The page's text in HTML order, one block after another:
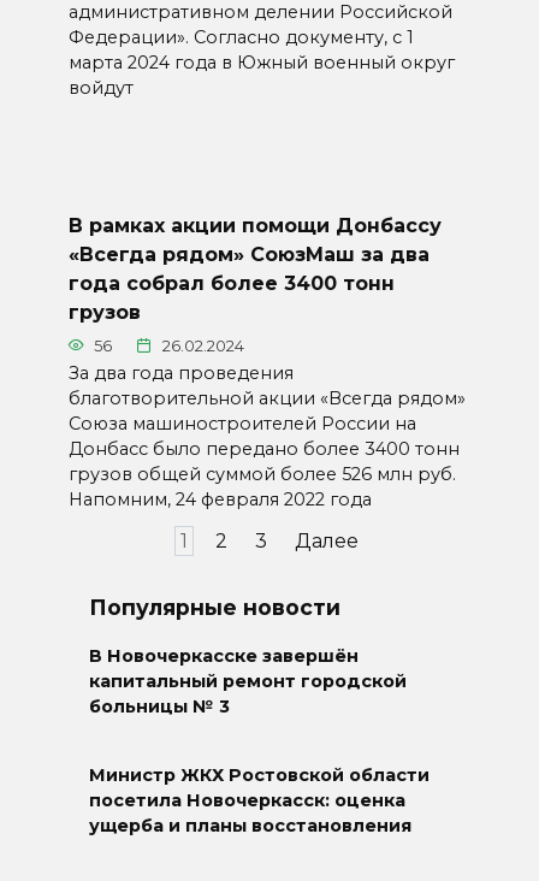
административном делении Российской
Федерации». Согласно документу, с 1
марта 2024 года в Южный военный округ
войдут
В рамках акции помощи Донбассу
«Всегда рядом» СоюзМаш за два
года собрал более 3400 тонн
грузов
56 26.02.2024
За два года проведения
благотворительной акции «Всегда рядом»
Союза машиностроителей России на
Донбасс было передано более 3400 тонн
грузов общей суммой более 526 млн руб.
Напомним, 24 февраля 2022 года
1 2 3 Далее
Популярные новости
В Новочеркасске завершён
капитальный ремонт городской
больницы № 3
Министр ЖКХ Ростовской области
посетила Новочеркасск: оценка
ущерба и планы восстановления